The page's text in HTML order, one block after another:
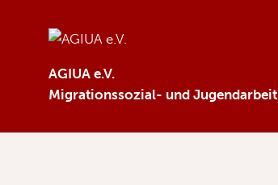
AGIUA e.V.
Migrationssozial- und Jugendarbeit